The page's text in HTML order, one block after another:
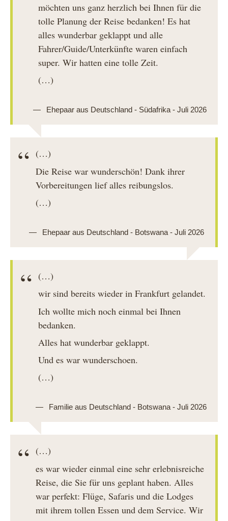
möchten uns ganz herzlich bei Ihnen für die
tolle Planung der Reise bedanken! Es hat
alles wunderbar geklappt und alle
Fahrer/Guide/Unterkünfte waren einfach
super. Wir hatten eine tolle Zeit.
(…)
Ehepaar aus Deutschland - Südafrika - Juli 2026
(…)
Die Reise war wunderschön! Dank ihrer
Vorbereitungen lief alles reibungslos.
(…)
Ehepaar aus Deutschland - Botswana - Juli 2026
(…)
wir sind bereits wieder in Frankfurt gelandet.
Ich wollte mich noch einmal bei Ihnen
bedanken.
Alles hat wunderbar geklappt.
Und es war wunderschoen.
(…)
Familie aus Deutschland - Botswana - Juli 2026
(…)
es war wieder einmal eine sehr erlebnisreiche
Reise, die Sie für uns geplant haben. Alles
war perfekt: Flüge, Safaris und die Lodges
mit ihrem tollen Essen und dem Service. Wir